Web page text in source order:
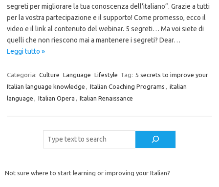
segreti per migliorare la tua conoscenza dell’italiano”. Grazie a tutti
per la vostra partecipazione e il supporto! Come promesso, ecco il
video e il link al contenuto del webinar. 5 segreti… Ma voi siete di
quelli che non riescono mai a mantenere i segreti? Dear…
Leggi tutto »
Categoria: Culture Language Lifestyle Tag: 5 secrets to improve your
Italian language knowledge
Italian Coaching Programs
italian
language
Italian Opera Italian Renaissance
Not sure where to start learning or improving your Italian?